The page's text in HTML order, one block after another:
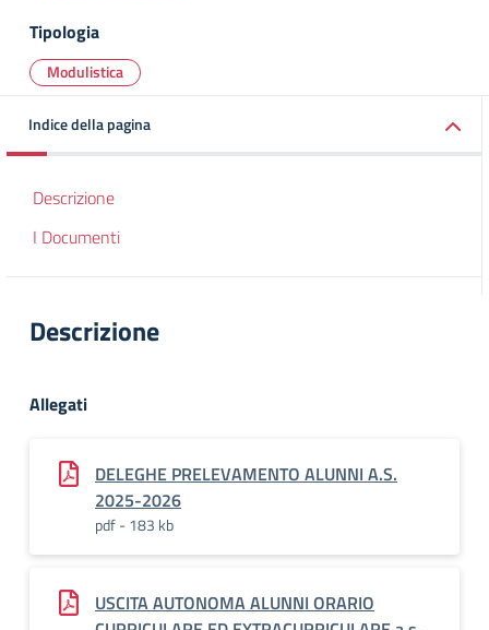
Tipologia
Modulistica
Indice della pagina
Descrizione
I Documenti
Descrizione
Allegati
DELEGHE PRELEVAMENTO ALUNNI A.S.
2025-2026
pdf - 183 kb
USCITA AUTONOMA ALUNNI ORARIO